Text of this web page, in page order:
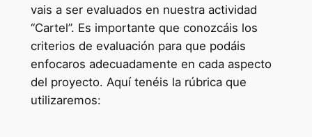
vais a ser evaluados en nuestra actividad
“Cartel”. Es importante que conozcáis los
criterios de evaluación para que podáis
enfocaros adecuadamente en cada aspecto
del proyecto. Aquí tenéis la rúbrica que
utilizaremos: